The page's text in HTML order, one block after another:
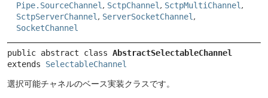
Pipe.SourceChannel , SctpChannel , SctpMultiChannel ,
SctpServerChannel , ServerSocketChannel ,
SocketChannel
public abstract class AbstractSelectableChannel
extends SelectableChannel
選択可能チャネルのベース実装クラスです。